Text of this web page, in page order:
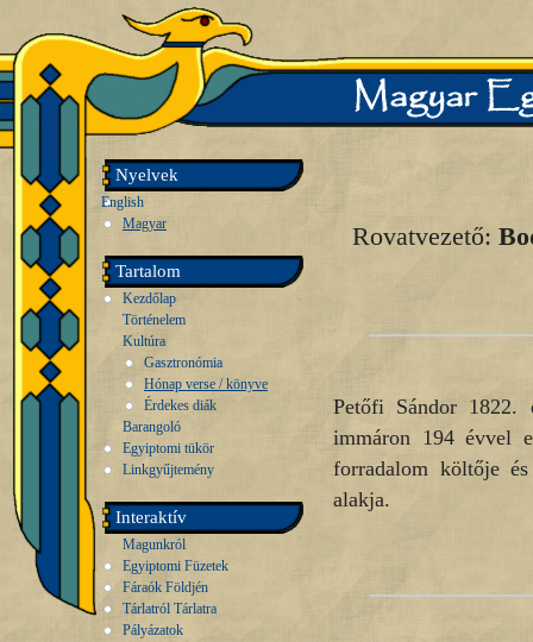
Nyelvek
English
Magyar
Tartalom
Kezdőlap
Történelem
Kultúra
Gasztronómia
Hónap verse / könyve
Érdekes diák
Barangoló
Egyiptomi tükör
Linkgyűjtemény
Interaktív
Magunkról
Egyiptomi Füzetek
Fáraók Földjén
Tárlatról Tárlatra
Pályázatok
Rovatvezető:
Petőfi Sándor 1822.
immáron 194 évvel
forradalom költője
alakja.